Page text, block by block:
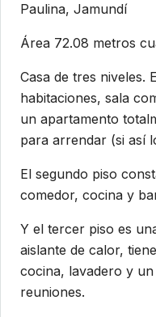
Paulina, Jamundí
Área 72.08 metros
Casa de tres niveles.
habitaciones, sala
un apartamento
para arrendar (si así
El segundo piso
comedor, cocina y
Y el tercer piso es
aislante de calor,
cocina, lavadero y
reuniones.